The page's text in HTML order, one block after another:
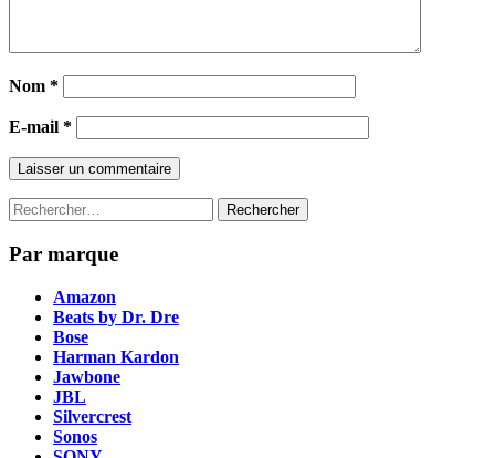
Nom *
E-mail *
Rechercher :
Par marque
Amazon
Beats by Dr. Dre
Bose
Harman Kardon
Jawbone
JBL
Silvercrest
Sonos